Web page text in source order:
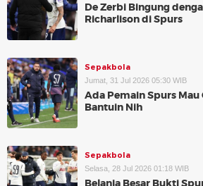
De Zerbi Bingung
Richarlison di Spurs
Sepakbola
Jumat, 31 Jul 2026 05:30 WIB
Ada Pemain Spurs Mau
Bantuin Nih
Sepakbola
Selasa, 28 Jul 2026 01:18 WIB
Belanja Besar Bukti